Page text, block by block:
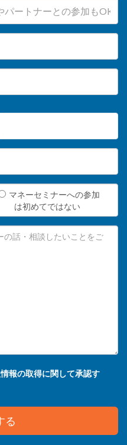
マネーセミナーへの参加
は初めてではない
報の取得に関して承認す